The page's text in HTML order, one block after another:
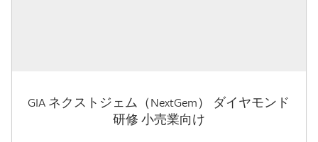
GIA ネクストジェム（NextGem） ダイヤモンド
研修 小売業向け